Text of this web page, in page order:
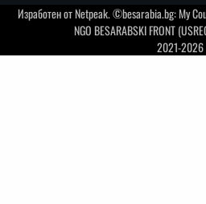
Изработен отNetpeak. ©besarabia.bg: My
NGO BESARABSKI FRONT
2021-2026